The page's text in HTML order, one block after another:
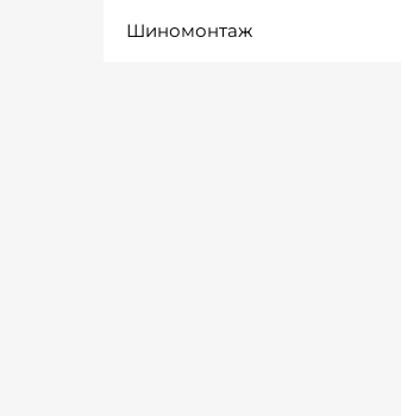
Шиномонтаж